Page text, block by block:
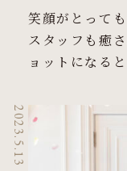
笑顔がとって
スタッフも癒
ョットになる
2023.5.13